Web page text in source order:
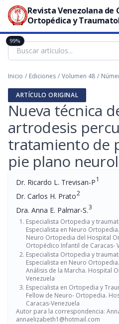
Revista Venezolana de
Ortopédica y
Inicio / Ediciones / Volumen 48 /
ARTÍCULO ORIGINAL
Nueva técnica
artrodesis
tratamiento de
pie plano
Dr. Ricardo L. Trevisan-P1
Dr. Carlos H. Prato2
Dra. Anna E. Palmar-S.3
Especialista Ortopedia y
Especialista en Neuro
Neuro Ortopedia del Hospital
Ortopédico Infantil de Caracas-
Especialista Ortopedia y
Especialista en Neuro
Análisis de la Marcha. Hospital
Venezuela
Especialista en Ortopedia y
Fellow de Neuro- Ortopedia.
Caracas-Venezuela
Autor para la correspondencia:
annaelizabeth1@hotmail.com
99%